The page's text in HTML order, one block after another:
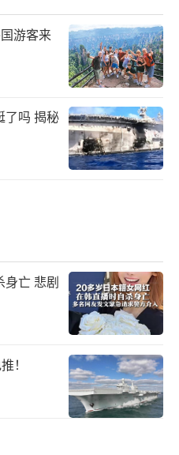
游客来
了吗 揭秘
身亡 悲剧
！